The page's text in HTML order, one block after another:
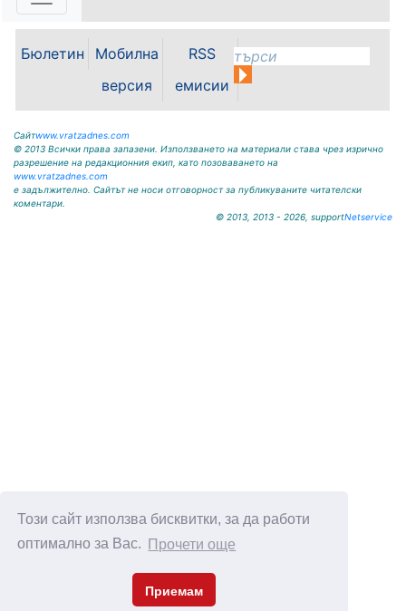
Този сайт използва бисквитки, за да работи
оптимално за Вас.
Прочети още
Приемам
заместник областният управител
работна среща с новоназначения
директор на РИОСВ - Светослав
Илиев. По време на срещата бяха
обсъдени приоритетите в...
Бюлетин
Мобилна
версия
RSS
емисии
Сайтwww.vratzadnes.com
© 2013 Всички права запазени. Използването на материали става чрез изрично
разрешение на редакционния екип, като позоваването на
www.vratzadnes.com
е задължително. Сайтът не носи отговорност за публикуваните читателски
коментари.
© 2013, 2013 - 2026, supportNetservice